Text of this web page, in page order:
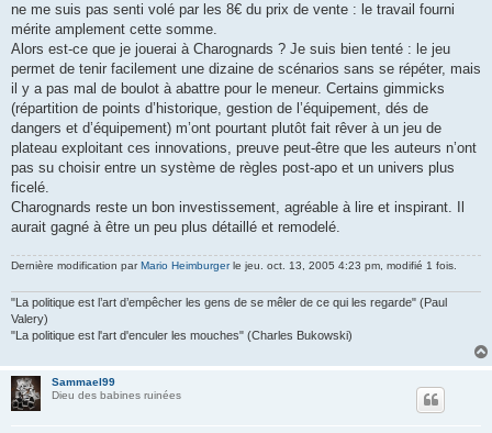
ne me suis pas senti volé par les 8€ du prix de vente : le travail fourni
mérite amplement cette somme.
Alors est-ce que je jouerai à Charognards ? Je suis bien tenté : le jeu
permet de tenir facilement une dizaine de scénarios sans se répéter, mais
il y a pas mal de boulot à abattre pour le meneur. Certains gimmicks
(répartition de points d’historique, gestion de l’équipement, dés de
dangers et d’équipement) m’ont pourtant plutôt fait rêver à un jeu de
plateau exploitant ces innovations, preuve peut-être que les auteurs n’ont
pas su choisir entre un système de règles post-apo et un univers plus
ficelé.
Charognards reste un bon investissement, agréable à lire et inspirant. Il
aurait gagné à être un peu plus détaillé et remodelé.
Dernière modification par Mario Heimburgerle jeu. oct. 13, 2005 4:23 pm, modifié 1 fois.
"La politique est l’art d’empêcher les gens de se mêler de ce qui les regarde" (Paul
Valery)
"La politique est l'art d'enculer les mouches" (Charles Bukowski)
Sammael99
Dieu des babines ruinées